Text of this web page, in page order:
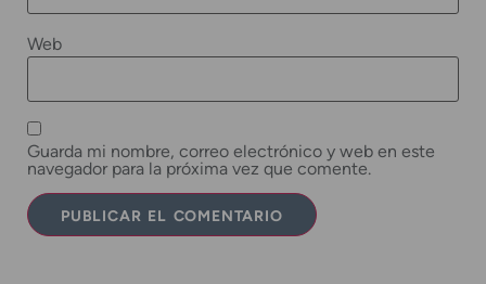
Web
Guarda mi nombre, correo electrónico y web en este
navegador para la próxima vez que comente.